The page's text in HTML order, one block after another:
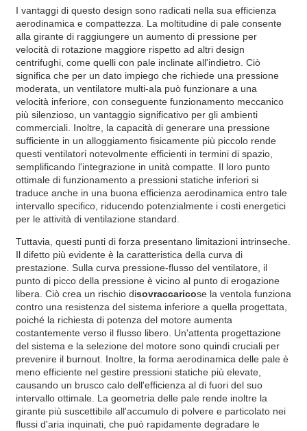
I vantaggi di questo design sono radicati nella sua efficienza
aerodinamica e compattezza. La moltitudine di pale consente
alla girante di raggiungere un aumento di pressione per
velocità di rotazione maggiore rispetto ad altri design
centrifughi, come quelli con pale inclinate all'indietro. Ciò
significa che per un dato impiego che richiede una pressione
moderata, un ventilatore multi-ala può funzionare a una
velocità inferiore, con conseguente funzionamento meccanico
più silenzioso, un vantaggio significativo per gli ambienti
commerciali. Inoltre, la capacità di generare una pressione
sufficiente in un alloggiamento fisicamente più piccolo rende
questi ventilatori notevolmente efficienti in termini di spazio,
semplificando l'integrazione in unità compatte. Il loro punto
ottimale di funzionamento a pressioni statiche inferiori si
traduce anche in una buona efficienza aerodinamica entro tale
intervallo specifico, riducendo potenzialmente i costi energetici
per le attività di ventilazione standard.
Tuttavia, questi punti di forza presentano limitazioni intrinseche.
Il difetto più evidente è la caratteristica della curva di
prestazione. Sulla curva pressione-flusso del ventilatore, il
punto di picco della pressione è vicino al punto di erogazione
libera. Ciò crea un rischio disovraccaricose la ventola funziona
contro una resistenza del sistema inferiore a quella progettata,
poiché la richiesta di potenza del motore aumenta
costantemente verso il flusso libero. Un'attenta progettazione
del sistema e la selezione del motore sono quindi cruciali per
prevenire il burnout. Inoltre, la forma aerodinamica delle pale è
meno efficiente nel gestire pressioni statiche più elevate,
causando un brusco calo dell'efficienza al di fuori del suo
intervallo ottimale. La geometria delle pale rende inoltre la
girante più suscettibile all'accumulo di polvere e particolato nei
flussi d'aria inquinati, che può rapidamente degradare le